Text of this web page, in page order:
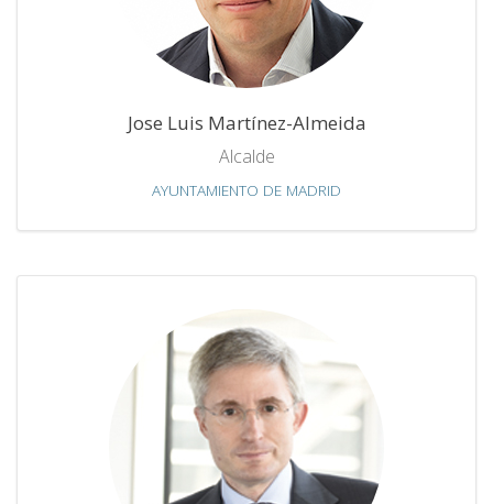
Jose Luis Martínez-Almeida
Alcalde
AYUNTAMIENTO DE MADRID